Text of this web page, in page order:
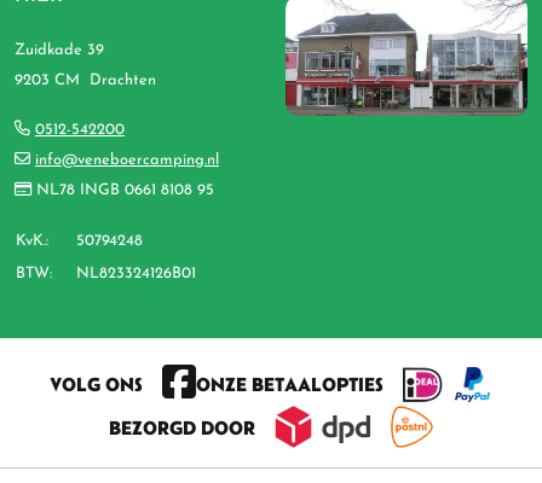
Zuidkade 39
9203 CM Drachten
0512-542200
info@veneboercamping.nl
NL78 INGB 0661 8108 95
KvK.: 50794248
BTW: NL823324126B01
VOLG ONS
ONZE BETAALOPTIES
BEZORGD DOOR